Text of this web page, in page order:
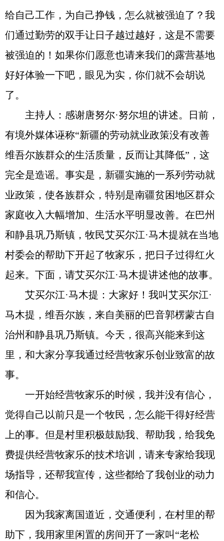
给自己工作，为自己挣钱，怎么就被强迫了？我
们通过勤劳的双手让日子越过越好，这是不需要
被强迫的！如果你们愿意也请来我们的露营基地
好好体验一下吧，眼见为实，你们就不会胡说
了。
主持人：感谢唐努尔·努尔坦的讲述。日前，
有境外媒体诬称“新疆的劳动就业政策没有改善
维吾尔族群众的生活质量，反而让其降低”，这
完全是造谣。事实是，新疆实施的一系列劳动就
业政策，使各族群众，特别是南疆贫困地区群众
家庭收入大幅增加、生活水平明显改善。在巴州
和静县巩乃斯镇，牧民艾买尔江·马木提就在当地
村委会的帮助下开起了牧家乐，把日子过得红火
起来。下面，请艾买尔江·马木提讲述他的故事。
艾买尔江·马木提：大家好！我叫艾买尔江·
马木提，维吾尔族，来自美丽的巴音郭楞蒙古自
治州和静县巩乃斯镇。今天，很高兴能来到这
里，和大家分享我通过经营牧家乐创业致富的故
事。
一开始经营牧家乐的时候，我并没有信心，
觉得自己以前只是一个牧民，怎么能干得好经营
上的事。但是村里积极鼓励我、帮助我，给我免
费提供经营牧家乐的技术培训，请来专家给我现
场指导，还帮我宣传，这些都给了我创业的动力
和信心。
因为我家离国道近，交通便利，在村里的帮
助下，我用家里闲置的房间开了一家叫“老松